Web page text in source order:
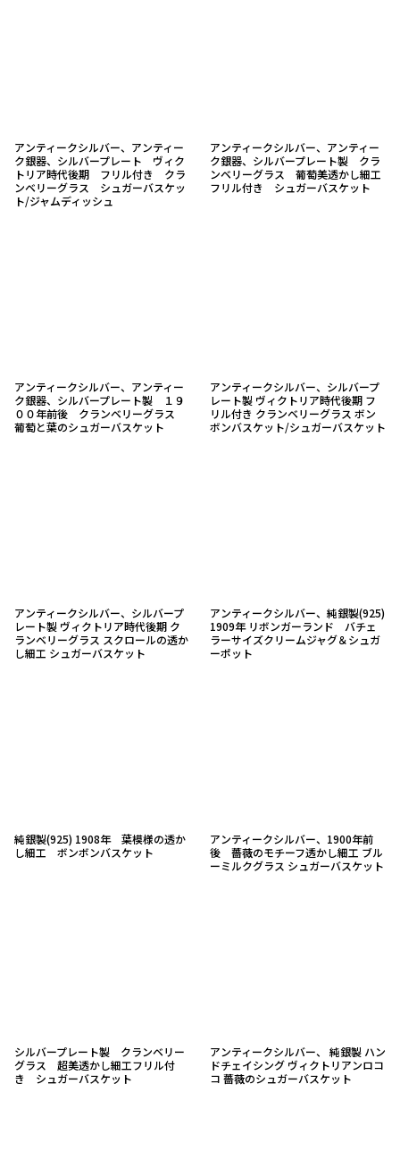
アンティークシルバー、アンティー
ク銀器、シルバープレート ヴィク
トリア時代後期 フリル付き クラ
ンベリーグラス シュガーバスケッ
ト/ジャムディッシュ
アンティークシルバー、アンティー
ク銀器、シルバープレート製 クラ
ンベリーグラス 葡萄美透かし細工
フリル付き シュガーバスケット
アンティークシルバー、アンティー
ク銀器、シルバープレート製 １９
００年前後 クランベリーグラス
葡萄と葉のシュガーバスケット
アンティークシルバー、シルバープ
レート製 ヴィクトリア時代後期 フ
リル付き クランベリーグラス ボン
ボンバスケット/シュガーバスケット
アンティークシルバー、シルバープ
レート製 ヴィクトリア時代後期 ク
ランベリーグラス スクロールの透か
し細工 シュガーバスケット
アンティークシルバー、純銀製(925)
1909年 リボンガーランド バチェ
ラーサイズクリームジャグ＆シュガ
ーポット
純銀製(925) 1908年 葉模様の透か
し細工 ボンボンバスケット
アンティークシルバー、1900年前
後 薔薇のモチーフ透かし細工 ブル
ーミルクグラス シュガーバスケット
シルバープレート製 クランベリー
グラス 超美透かし細工フリル付
き シュガーバスケット
アンティークシルバー、 純銀製 ハン
ドチェイシング ヴィクトリアンロコ
コ 薔薇のシュガーバスケット